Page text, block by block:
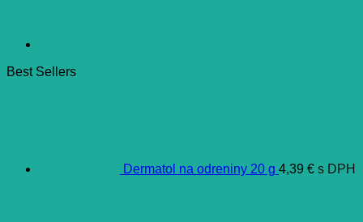
Best Sellers
Dermatol na odreniny 20 g 4,39 € s DPH